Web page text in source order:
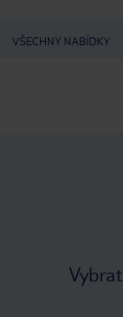
VŠECHNY NABÍDKY
Vybrat